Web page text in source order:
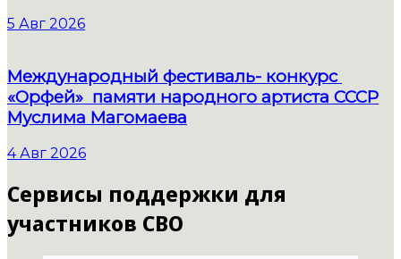
5 Авг 2026
Международный фестиваль- конкурс
«Орфей» памяти народного артиста СССР
Муслима Магомаева
4 Авг 2026
Сервисы поддержки для
участников СВО